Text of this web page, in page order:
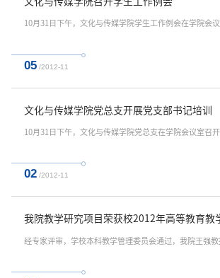
10月31日下午，文化与传媒学院学生工作例会在学院会
05 /2012-11
文化与传媒学院党总支开展党支部书记培训
10月31日下午，文化与传媒学院党总支在学院会议室召
02 /2012-11
我院教学研究项目荣获校2012年高等教育教
经专家评审，学校本科教学管理委员会通过，我院王强